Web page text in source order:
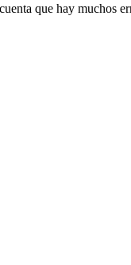
que hay muchos